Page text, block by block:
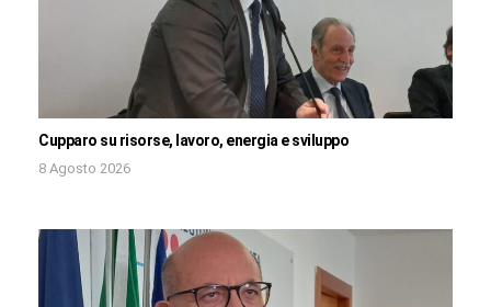
Cupparo su risorse, lavoro, energia e sviluppo
8 Agosto 2026